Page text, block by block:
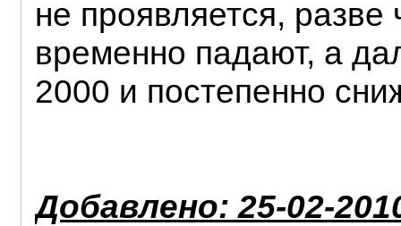
не проявляется,
временно падают, а
2000 и постепенно
Добавлено: 25-02-